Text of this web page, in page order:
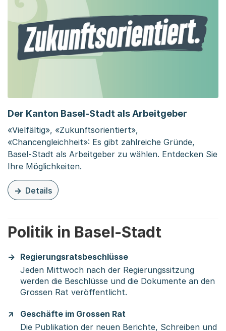
Der Kanton Basel-Stadt als Arbeitgeber
«Vielfältig», «Zukunftsorientiert»,
«Chancengleichheit»: Es gibt zahlreiche Gründe,
Basel-Stadt als Arbeitgeber zu wählen. Entdecken Sie
Ihre Möglichkeiten.
Details
zu dieser Seite: Der Kanton Basel-Stadt als Arbeitgeber
Politik in Basel-Stadt
Regierungsratsbeschlüsse
Jeden Mittwoch nach der Regierungssitzung
werden die Beschlüsse und die Dokumente an den
Grossen Rat veröffentlicht.
Geschäfte im Grossen Rat
Die Publikation der neuen Berichte, Schreiben und